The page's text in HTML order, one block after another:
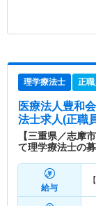
理学療法士 正職
医療法人豊和
法士求人(正職
【三重県／志摩
て理学療法士の
給与